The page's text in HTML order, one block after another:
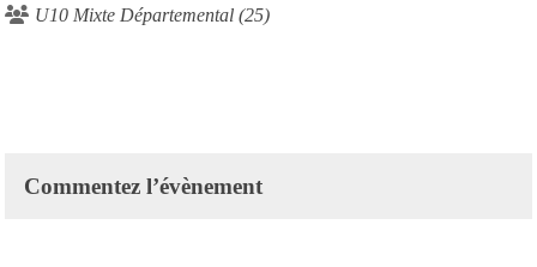
U10 Mixte Départemental (25)
Commentez l’évènement